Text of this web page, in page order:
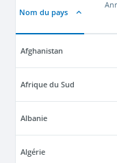
Nom du pays
Afghanistan
Afrique du Sud
Albanie
Algérie